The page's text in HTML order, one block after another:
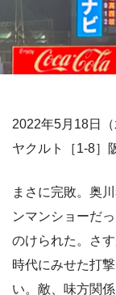
2022年5月18日（
ヤクルト［1-8］
まさに完敗。奥
ンマンショーだ
のけられた。さ
時代にみせた打
い。敵、味方関